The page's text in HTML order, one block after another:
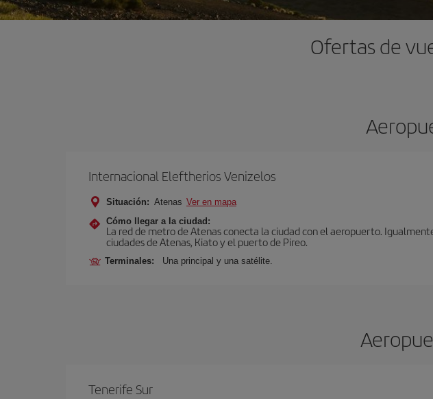
Ofertas de
Internacional Eleftherios Venizelos
Situación: Atenas Ver en mapa
Cómo llegar a la ciudad:
La red de metro de Atenas conecta la ciudad con el aeropuerto.
ciudades de Atenas, Kiato y el puerto de Pireo.
Terminales: Una principal y una satélite.
Tenerife Sur